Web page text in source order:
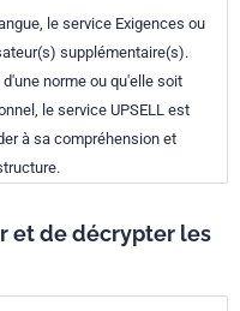
le service Exigences ou
supplémentaire(s).
norme ou qu'elle soit
le service UPSELL est
à sa compréhension et
et de décrypter les